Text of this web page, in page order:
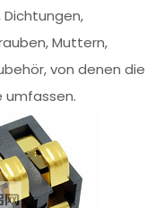
Dichtungen,
Muttern,
von denen die
umfassen.